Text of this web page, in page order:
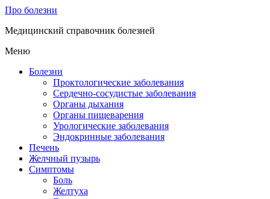
Про болезни
Медицинский справочник болезней
Меню
Болезни
Проктологические заболевания
Сердечно-сосудистые заболевания
Органы дыхания
Органы пищеварения
Урологические заболевания
Эндокринные заболевания
Печень
Желчный пузырь
Симптомы
Боль
Желтуха